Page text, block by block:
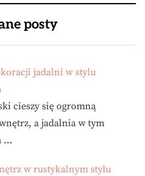
posty
jadalni w stylu
cieszy się ogromną
a jadalnia w tym
…
w rustykalnym stylu